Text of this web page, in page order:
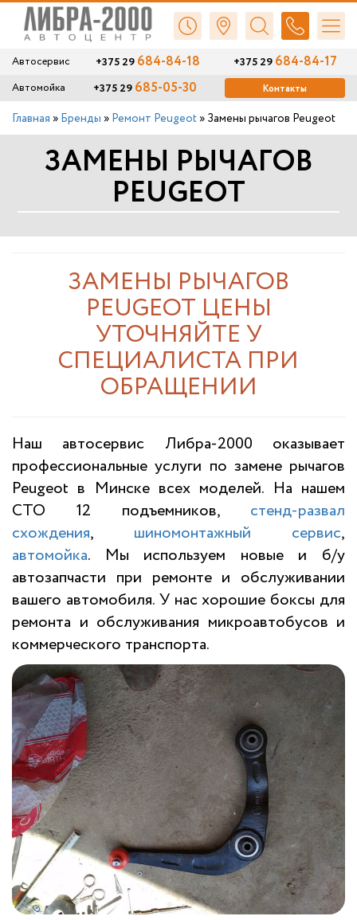
Автосервис +375 29684-84-18 +375 29684-84-17
Автомойка +375 29 685-05-30 Контакты
Главная » Бренды » Ремонт Peugeot » Замены рычагов Peugeot
ЗАМЕНЫ РЫЧАГОВ
PEUGEOT
ЗАМЕНЫ РЫЧАГОВ
PEUGEOT ЦЕНЫ
УТОЧНЯЙТЕ У
СПЕЦИАЛИСТА ПРИ
ОБРАЩЕНИИ
Наш автосервис Либра-2000 оказывает
профессиональные услуги по замене рычагов
Peugeot в Минске всех моделей. На нашем
СТО 12 подъемников, стенд-развал
схождения, шиномонтажный сервис,
автомойка. Мы используем новые и б/у
автозапчасти при ремонте и обслуживании
вашего автомобиля. У нас хорошие боксы для
ремонта и обслуживания микроавтобусов и
коммерческого транспорта.